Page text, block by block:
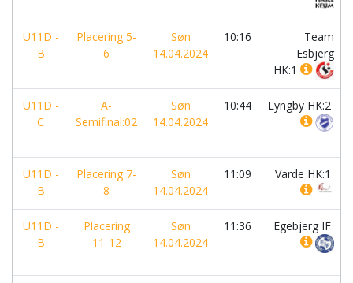
U11D -
B
Placering 5-
6
Søn
14.04.2024
10:16
Team
Esbjerg
HK:1
U11D -
C
A-
Semifinal:02
Søn
14.04.2024
10:44 Lyngby HK:2
U11D -
B
Placering 7-
8
Søn
14.04.2024
11:09 Varde HK:1
U11D -
B
Placering
11-12
Søn
14.04.2024
11:36 Egebjerg IF